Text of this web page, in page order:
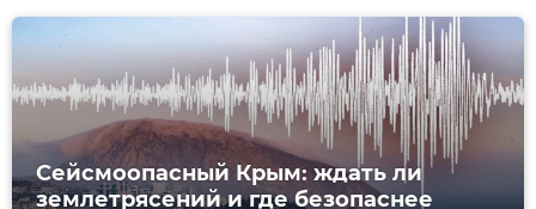
Сейсмоопасный Крым: ждать ли
землетрясений и где безопаснее